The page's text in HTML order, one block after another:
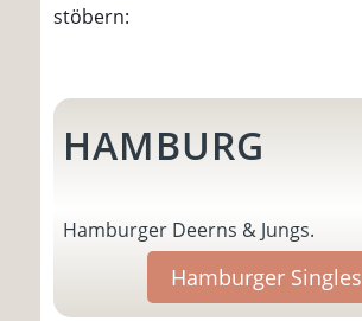
stöbern:
HAMBURG
Hamburger Deerns & Jungs.
Hamburger Singles